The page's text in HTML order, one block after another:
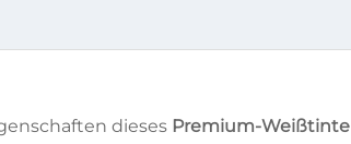
dieses Premium-Weißtinte